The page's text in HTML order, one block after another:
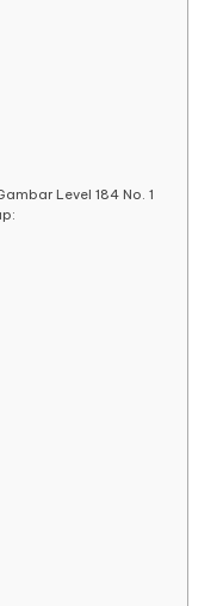
Level 184 No. 1